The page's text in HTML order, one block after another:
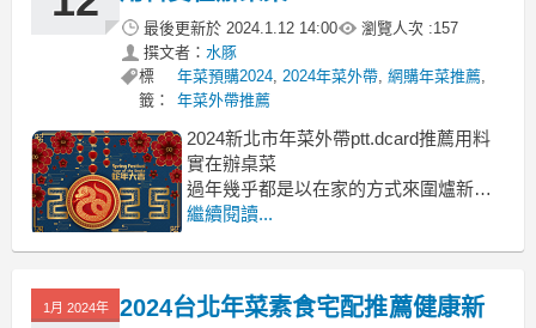
最後更新於 2024.1.12 14:00 瀏覽人次 :157
撰文者： 水豚
標
籤：
年菜預購2024, 2024年菜外帶, 網購年菜推薦,
年菜外帶推薦
2024新北市年菜外帶ptt.dcard推薦用料
實在辦桌菜
過年幾乎都是以在家的方式來圍爐新北
市年菜外帶
dcard 新北市除夕餐廳2024 新北市年菜
推薦 新北市年菜餐廳推薦 新北市年菜預
繼續閱讀...
1月 2024年
2024台北年菜素食宅配推薦健康新